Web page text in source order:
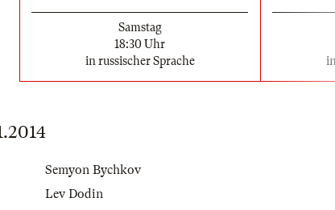
Samstag
18:30 Uhr
in russischer Sprache
Semyon Bychkov
Lev Dodin